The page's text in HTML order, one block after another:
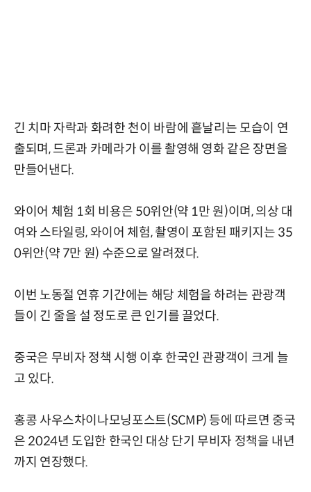
긴 치마 자락과 화려한 천이 바람에 흩날리는 모습이 연
출되며, 드론과 카메라가 이를 촬영해 영화 같은 장면을
만들어낸다.
와이어 체험 1회 비용은 50위안(약 1만 원)이며, 의상 대
여와 스타일링, 와이어 체험, 촬영이 포함된 패키지는 35
0위안(약 7만 원) 수준으로 알려졌다.
이번 노동절 연휴 기간에는 해당 체험을 하려는 관광객
들이 긴 줄을 설 정도로 큰 인기를 끌었다.
중국은 무비자 정책 시행 이후 한국인 관광객이 크게 늘
고 있다.
홍콩 사우스차이나모닝포스트(SCMP) 등에 따르면 중국
은 2024년 도입한 한국인 대상 단기 무비자 정책을 내년
까지 연장했다.